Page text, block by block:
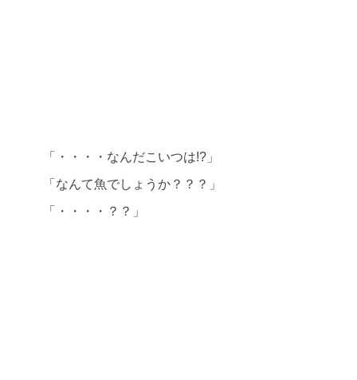
「・・・・なんだこいつは!?」
「なんて魚でしょうか？？？」
「・・・・？？」